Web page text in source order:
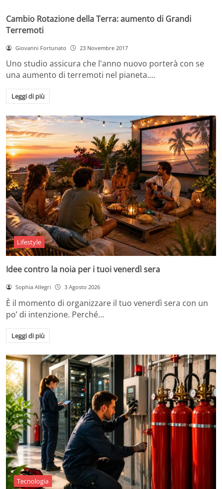
Cambio Rotazione della Terra: aumento di Grandi
Terremoti
Giovanni Fortunato 23 Novembre 2017
Uno studio assicura che l'anno nuovo porterà con se
una aumento di terremoti nel pianeta.…
Leggi di più
Lifestyle
Idee contro la noia per i tuoi venerdì sera
Sophia Allegri 3 Agosto 2026
È il momento di organizzare il tuo venerdì sera con un
po’ di intenzione. Perché…
Leggi di più
Tecnologia